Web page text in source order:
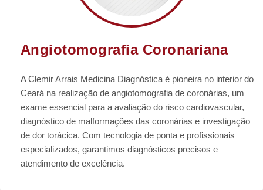
Angiotomografia Coronariana
A Clemir Arrais Medicina Diagnóstica é pioneira no interior do
Ceará na realização de angiotomografia de coronárias, um
exame essencial para a avaliação do risco cardiovascular,
diagnóstico de malformações das coronárias e investigação
de dor torácica. Com tecnologia de ponta e profissionais
especializados, garantimos diagnósticos precisos e
atendimento de excelência.